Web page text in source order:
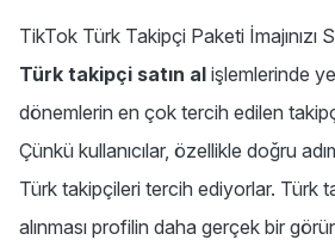
TikTok Türk Takipçi Paketi İmajınızı
Türk takipçi satın al işlemlerinde
dönemlerin en çok tercih edilen
Çünkü kullanıcılar, özellikle doğru
Türk takipçileri tercih ediyorlar. Türk
alınması profilin daha gerçek bir